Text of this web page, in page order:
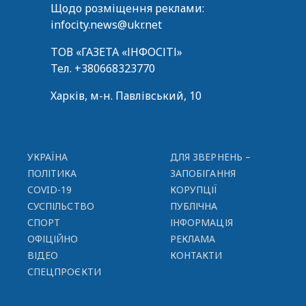
Щодо розміщення реклами:
infocity.news@ukr.net
ТОВ «ГАЗЕТА «ІНФОСІТІ»
Тел. +380668323770
Харків, м-н. Павлівський, 10
УКРАЇНА
ПОЛІТИКА
COVID-19
СУСПІЛЬСТВО
СПОРТ
ОФІЦІЙНО
ВІДЕО
СПЕЦПРОЄКТИ
ДЛЯ ЗВЕРНЕНЬ –
ЗАПОБІГАННЯ
КОРУПЦІЇ
ПУБЛІЧНА
ІНФОРМАЦІЯ
РЕКЛАМА
КОНТАКТИ